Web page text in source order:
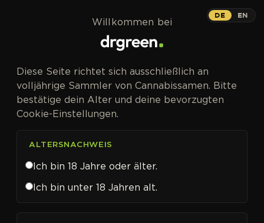
DE EN
Willkommen bei
Diese Seite richtet sich ausschließlich an
volljährige Sammler von Cannabissamen. Bitte
bestätige dein Alter und deine bevorzugten
Cookie-Einstellungen.
ALTERSNACHWEIS
Ich bin 18 Jahre oder älter.
Ich bin unter 18 Jahren alt.